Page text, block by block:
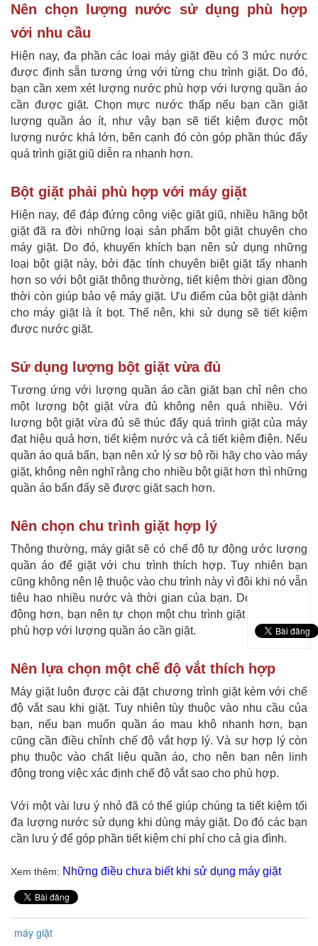
Nên chọn lượng nước sử dụng phù hợp
với nhu cầu
Hiện nay, đa phần các loại máy giặt đều có 3 mức nước
được định sẵn tương ứng với từng chu trình giặt. Do đó,
bạn cần xem xét lượng nước phù hợp với lượng quần áo
cần được giặt. Chọn mực nước thấp nếu bạn cần giặt
lượng quần áo ít, như vậy bạn sẽ tiết kiệm được một
lượng nước khá lớn, bên cạnh đó còn góp phần thúc đẩy
quá trình giặt giũ diễn ra nhanh hơn.
Bột giặt phải phù hợp với máy giặt
Hiện nay, để đáp đứng công việc giặt giũ, nhiều hãng bột
giặt đã ra đời những loại sản phẩm bột giặt chuyên cho
máy giặt. Do đó, khuyến khích bạn nên sử dụng những
loại bột giặt này, bởi đặc tính chuyên biệt giặt tẩy nhanh
hơn so với bột giặt thông thường, tiết kiệm thời gian đồng
thời còn giúp bảo vệ máy giặt. Ưu điểm của bột giặt dành
cho máy giặt là ít bọt. Thế nên, khi sử dụng sẽ tiết kiệm
được nước giặt.
Sử dụng lượng bột giặt vừa đủ
Tương ứng với lượng quần áo cần giặt bạn chỉ nên cho
một lượng bột giặt vừa đủ không nên quá nhiều. Với
lượng bột giặt vừa đủ sẽ thúc đẩy quá trình giặt của máy
đạt hiệu quả hơn, tiết kiệm nước và cả tiết kiệm điện. Nếu
quần áo quá bẩn, bạn nên xử lý sơ bộ rồi hãy cho vào máy
giặt, không nên nghĩ rằng cho nhiều bột giặt hơn thì những
quần áo bẩn đấy sẽ được giặt sạch hơn.
Nên chọn chu trình giặt hợp lý
Thông thường, máy giặt sẽ có chế độ tự động ước lượng
quần áo để giặt với chu trình thích hợp. Tuy nhiên bạn
cũng không nên lệ thuộc vào chu trình này vì đôi khi nó vẫn
tiêu hao nhiều nước và thời gian của bạn. Do đó để chủ
động hơn, bạn nên tự chọn một chu trình giặt tiết kiệm và
phù hợp với lượng quần áo cần giặt.
Nên lựa chọn một chế độ vắt thích hợp
Máy giặt luôn được cài đặt chương trình giặt kèm với chế
độ vắt sau khi giặt. Tuy nhiên tùy thuộc vào nhu cầu của
bạn, nếu bạn muốn quần áo mau khô nhanh hơn, bạn
cũng cần điều chỉnh chế độ vắt hợp lý. Và sự hợp lý còn
phụ thuộc vào chất liệu quần áo, cho nên bạn nên linh
động trong việc xác định chế độ vắt sao cho phù hợp.
Với một vài lưu ý nhỏ đã có thể giúp chúng ta tiết kiệm tối
đa lượng nước sử dụng khi dùng máy giặt. Do đó các bạn
cần lưu ý để góp phần tiết kiệm chi phí cho cả gia đình.
Xem thêm: Những điều chưa biết khi sử dụng máy giặt
máy giặt